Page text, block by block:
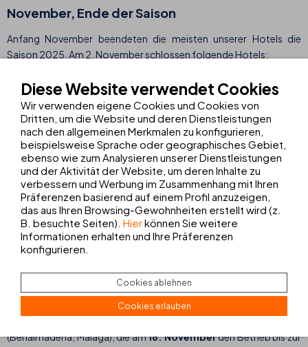
November, Ende der Saison
Anfang November beendeten die meisten unserer Hotels die
Saison 2025. Am 2. November schlossen folgende Hotels:
THB Gran Playa (Can Picafort, Mallorca)
THB Gran Bahía (Can Picafort, Mallorca)
THB Bamboo Alcudia, Puerto de Alcudia (Mallorca)
THB María Isabel, Playa de Palma (Mallorca)
THB Guya Playa, Cala Ratjada (Mallorca)
THB Cala Lliteras, Cala Ratjada (Mallorca)
THB El Cid und THB San Fermín schlossen als
Die letzten Hotels, die ihre Türen schlossen, waren das
(Benalmádena, Málaga), die am16. Novemberden Betrieb bis zur
Diese Website verwendet Cookies
Wir verwenden eigene Cookies und Cookies von
Dritten, um die Website und deren Dienstleistungen
nach den allgemeinen Merkmalen zu konfigurieren,
beispielsweise Sprache oder geographisches Gebiet,
ebenso wie zum Analysieren unserer Dienstleistungen
und der Aktivität der Website, um deren Inhalte zu
verbessern und Werbung im Zusammenhang mit Ihren
Präferenzen basierend auf einem Profil anzuzeigen,
das aus Ihren Browsing-Gewohnheiten erstellt wird (z.
B. besuchte Seiten). Hierkönnen Sie weitere
Informationen erhalten und Ihre Präferenzen
konfigurieren.
Cookies ablehnen
Cookies erlauben